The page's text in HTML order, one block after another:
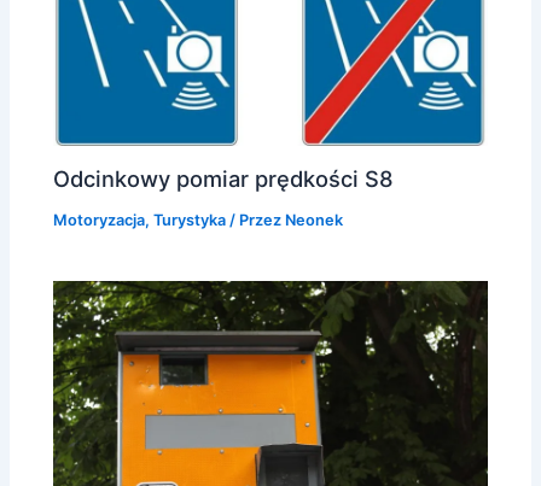
Odcinkowy pomiar prędkości S8
Motoryzacja,Turystyka / Przez Neonek